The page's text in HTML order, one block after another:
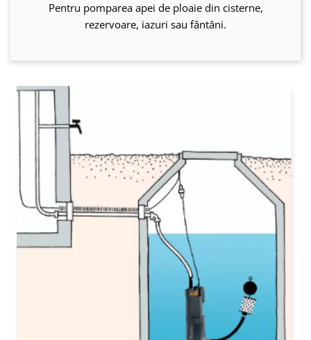
Pentru pomparea apei de ploaie din cisterne,
rezervoare, iazuri sau fântâni.